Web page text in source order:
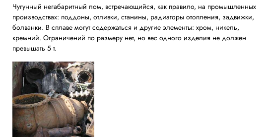
Чугунный негабаритный лом, встречающийся, как правило, на промышленных
производствах: поддоны, отливки, станины, радиаторы отопления, задвижки,
болванки. В сплаве могут содержаться и другие элементы: хром, никель,
кремний. Ограничений по размеру нет, но вес одного изделия не должен
превышать 5 т.